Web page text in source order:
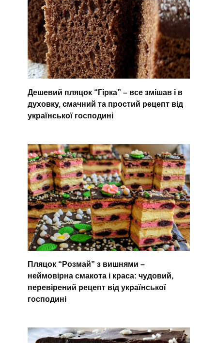
Дешевий пляцок “Гірка” – все змішав і в
духовку, смачний та простий рецепт від
української господині
Пляцок “Розмай” з вишнями –
неймовірна смакота і краса: чудовий,
перевірений рецепт від української
господині